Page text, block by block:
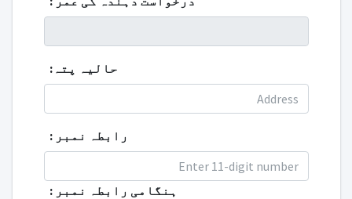
حالیہ پتہ:
رابطہ نمبر :
ہنگامی رابطہ نمبر :